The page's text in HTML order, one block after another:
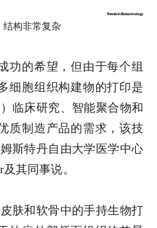
结构非常复杂
功的希望，但由于每个组
细胞组织构建物的打印是
临床研究、智能聚合物和
质制造产品的需求，该技
斯特丹自由大学医学中心
其同事说。
肤和软骨中的手持生物打